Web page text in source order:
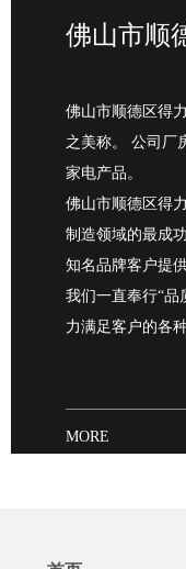
佛山市顺
佛山市顺德区得
之美称。 公司厂
家电产品。
佛山市顺德区得
制造领域的最成
知名品牌客户提
我们一直奉行“品
力满足客户的各
MORE